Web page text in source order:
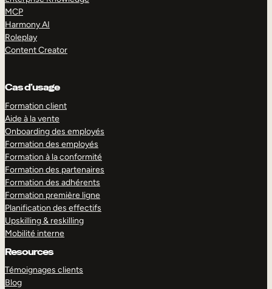
MCP
Harmony AI
Roleplay
Content Creator
Cas d’usage
Formation client
Aide à la vente
Onboarding des employés
Formation des employés
Formation à la conformité
Formation des partenaires
Formation des adhérents
Formation première ligne
Planification des effectifs
Upskilling & reskilling
Mobilité interne
Resources
Témoignages clients
Blog